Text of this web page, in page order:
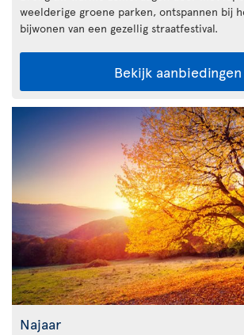
weelderige groene parken, ontspannen bij
bijwonen van een gezellig straatfestival.
Bekijk aanbiedingen
Najaar